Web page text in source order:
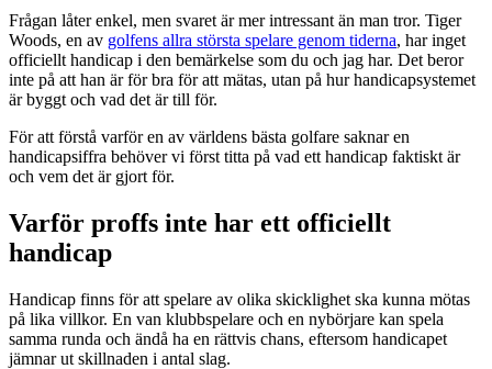
Frågan låter enkel, men svaret är mer intressant än man tror. Tiger
Woods, en av golfens allra största spelare genom tiderna, har inget
officiellt handicap i den bemärkelse som du och jag har. Det beror
inte på att han är för bra för att mätas, utan på hur handicapsystemet
är byggt och vad det är till för.
För att förstå varför en av världens bästa golfare saknar en
handicapsiffra behöver vi först titta på vad ett handicap faktiskt är
och vem det är gjort för.
Varför proffs inte har ett officiellt
handicap
Handicap finns för att spelare av olika skicklighet ska kunna mötas
på lika villkor. En van klubbspelare och en nybörjare kan spela
samma runda och ändå ha en rättvis chans, eftersom handicapet
jämnar ut skillnaden i antal slag.